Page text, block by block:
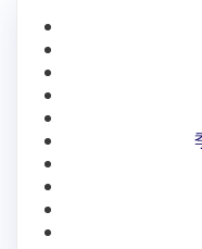
ゲ
ー
シ
ョ
ン